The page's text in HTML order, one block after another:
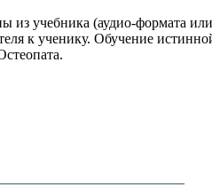
из учебника (аудио-формата
к ученику. Обучение